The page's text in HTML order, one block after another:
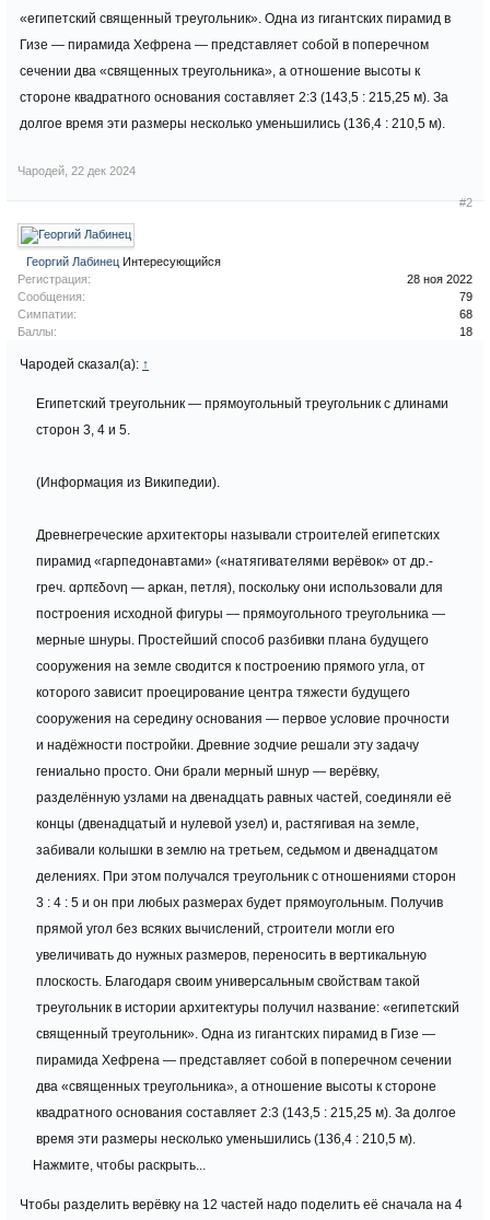
«египетский священный треугольник». Одна из гигантских пирамид в
Гизе — пирамида Хефрена — представляет собой в поперечном
сечении два «священных треугольника», а отношение высоты к
стороне квадратного основания составляет 2:3 (143,5 : 215,25 м). За
долгое время эти размеры несколько уменьшились (136,4 : 210,5 м).
Чародей 22 дек 2024
#2
Георгий Лабинец Интересующийся
Регистрация:
28 ноя 2022
Сообщения:
79
Симпатии:
68
Баллы:
18
Чародей сказал(а): ↑
Египетский треугольник — прямоугольный треугольник с длинами
сторон 3, 4 и 5.
(Информация из Википедии).
Древнегреческие архитекторы называли строителей египетских
пирамид «гарпедонавтами» («натягивателями верёвок» от др.-
греч. αρπεδονη — аркан, петля), поскольку они использовали для
построения исходной фигуры — прямоугольного треугольника —
мерные шнуры. Простейший способ разбивки плана будущего
сооружения на земле сводится к построению прямого угла, от
которого зависит проецирование центра тяжести будущего
сооружения на середину основания — первое условие прочности
и надёжности постройки. Древние зодчие решали эту задачу
гениально просто. Они брали мерный шнур — верёвку,
разделённую узлами на двенадцать равных частей, соединяли её
концы (двенадцатый и нулевой узел) и, растягивая на земле,
забивали колышки в землю на третьем, седьмом и двенадцатом
делениях. При этом получался треугольник с отношениями сторон
3 : 4 : 5 и он при любых размерах будет прямоугольным. Получив
прямой угол без всяких вычислений, строители могли его
увеличивать до нужных размеров, переносить в вертикальную
плоскость. Благодаря своим универсальным свойствам такой
треугольник в истории архитектуры получил название: «египетский
священный треугольник». Одна из гигантских пирамид в Гизе —
пирамида Хефрена — представляет собой в поперечном сечении
два «священных треугольника», а отношение высоты к стороне
квадратного основания составляет 2:3 (143,5 : 215,25 м). За долгое
время эти размеры несколько уменьшились (136,4 : 210,5 м).
Нажмите, чтобы раскрыть...
Чтобы разделить верёвку на 12 частей надо поделить её сначала на 4